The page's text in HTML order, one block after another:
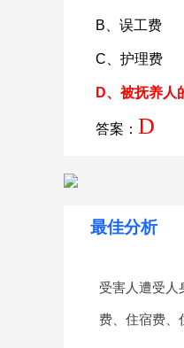
B、误工费
C、护理费
D、被抚养人
答案： D
最佳分析
受害人遭受人
费、住宿费、